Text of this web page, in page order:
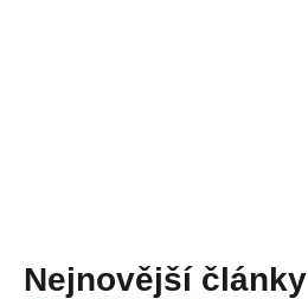
Nejnovější články